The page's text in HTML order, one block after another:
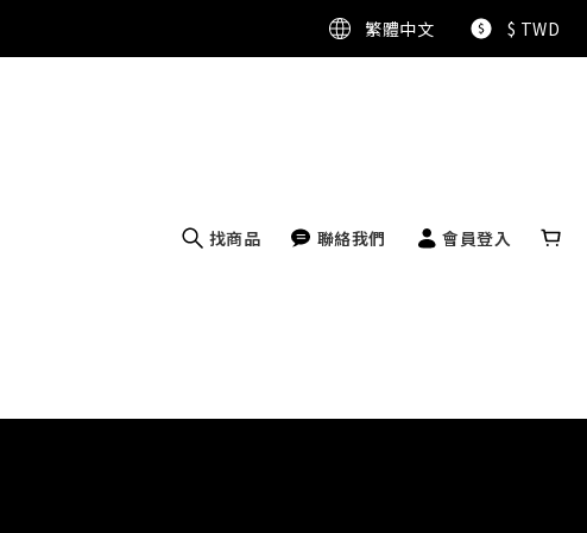
繁體中文 $ TWD
找商品 聯絡我們 會員登入